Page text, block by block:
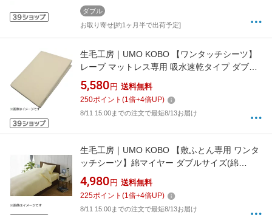
ダブル
お取り寄せ[約1ヶ月半で出荷予定]
生毛工房｜UMO KOBO 【ワンタッチシーツ】
レーブ マットレス専用 吸水速乾タイプ ダブル
サイズ（140×197×8cm/ベージュ）
5,580 円 送料無料
250ポイント (1倍+4倍UP)
8/11 15:00までの注文で最短8/13お届け
生毛工房｜UMO KOBO 【敷ふとん専用 ワンタ
ッチシーツ】綿マイヤー ダブルサイズ(綿
100%/145×215cm/アイボリー)[UMK32FDIV]
4,980 円 送料無料
225ポイント (1倍+4倍UP)
8/11 15:00までの注文で最短8/13お届け